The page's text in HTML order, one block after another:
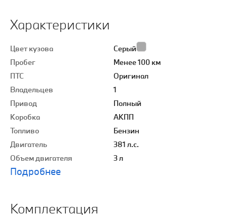
Характеристики
Цвет кузова
Серый
Пробег
Менее 100 км
ПТС
Оригинал
Владельцев
1
Привод
Полный
Коробка
АКПП
Топливо
Бензин
Двигатель
381 л.с.
Объем двигателя
3 л
Подробнее
Комплектация